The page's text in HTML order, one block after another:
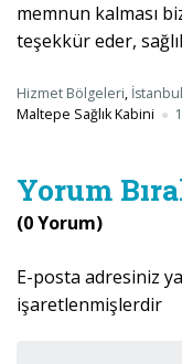
memnun kalması
teşekkür eder,
Hizmet Bölgeleri,
Maltepe Sağlık Kabini
Yorum
(0 Yorum)
E-posta adresiniz
işaretlenmişlerdir